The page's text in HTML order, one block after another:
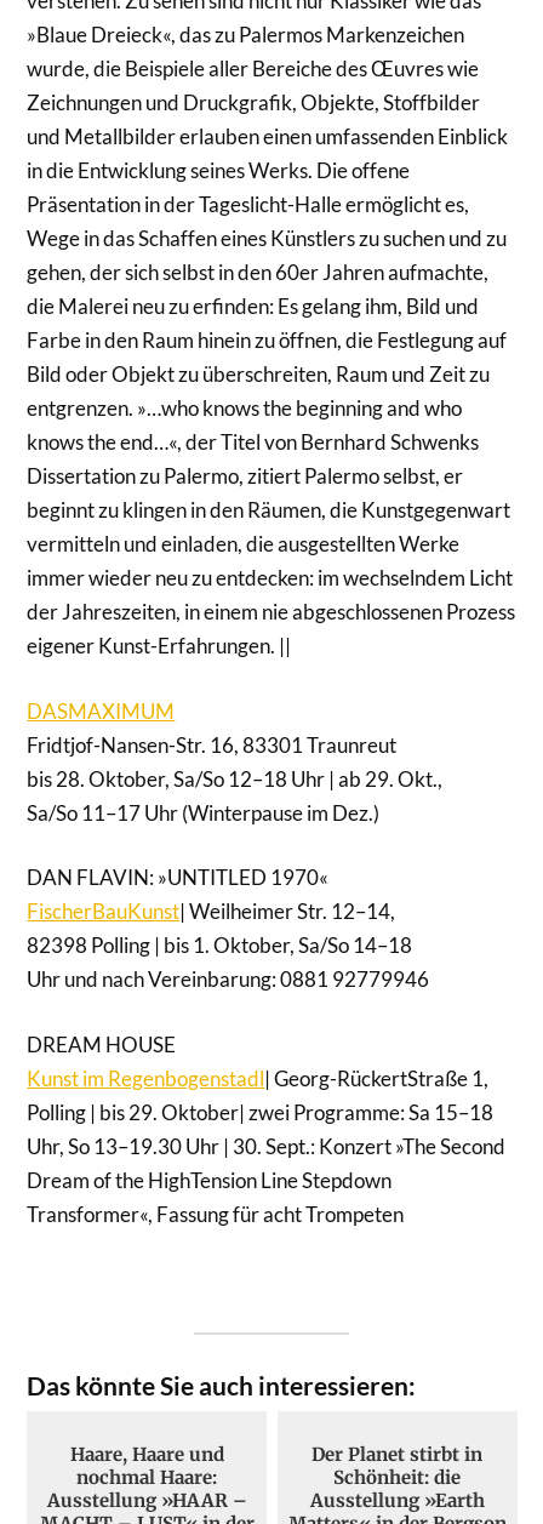
»Blaue Dreieck«, das zu Palermos Markenzeichen
wurde, die Beispiele aller Bereiche des Œuvres wie
Zeichnungen und Druckgrafik, Objekte, Stoffbilder
und Metallbilder erlauben einen umfassenden Einblick
in die Entwicklung seines Werks. Die offene
Präsentation in der Tageslicht-Halle ermöglicht es,
Wege in das Schaffen eines Künstlers zu suchen und zu
gehen, der sich selbst in den 60er Jahren aufmachte,
die Malerei neu zu erfinden: Es gelang ihm, Bild und
Farbe in den Raum hinein zu öffnen, die Festlegung auf
Bild oder Objekt zu überschreiten, Raum und Zeit zu
entgrenzen. »…who knows the beginning and who
knows the end…«, der Titel von Bernhard Schwenks
Dissertation zu Palermo, zitiert Palermo selbst, er
beginnt zu klingen in den Räumen, die Kunstgegenwart
vermitteln und einladen, die ausgestellten Werke
immer wieder neu zu entdecken: im wechselndem Licht
der Jahreszeiten, in einem nie abgeschlossenen Prozess
eigener Kunst-Erfahrungen. ||
DASMAXIMUM
Fridtjof-Nansen-Str. 16, 83301 Traunreut
bis 28. Oktober, Sa/So 12–18 Uhr | ab 29. Okt.,
Sa/So 11–17 Uhr (Winterpause im Dez.)
DAN FLAVIN: »UNTITLED 1970«
FischerBauKunst| Weilheimer Str. 12–14,
82398 Polling | bis 1. Oktober, Sa/So 14–18
Uhr und nach Vereinbarung: 0881 92779946
DREAM HOUSE
Kunst im Regenbogenstadl| Georg-RückertStraße 1,
Polling | bis 29. Oktober| zwei Programme: Sa 15–18
Uhr, So 13–19.30 Uhr | 30. Sept.: Konzert »The Second
Dream of the HighTension Line Stepdown
Transformer«, Fassung für acht Trompeten
Das könnte Sie auch interessieren:
Haare, Haare und
nochmal Haare:
Ausstellung »HAAR –
Der Planet stirbt in
Schönheit: die
Ausstellung »Earth